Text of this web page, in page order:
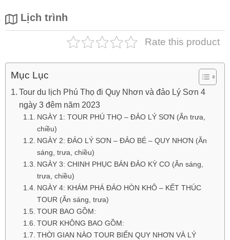
Lịch trình
Rate this product
Mục Lục
Tour du lịch Phú Thọ đi Quy Nhơn và đảo Lý Sơn 4
ngày 3 đêm năm 2023
NGÀY 1: TOUR PHÚ THỌ – ĐẢO LÝ SƠN (Ăn trưa,
chiều)
NGÀY 2: ĐẢO LÝ SƠN – ĐẢO BÉ – QUY NHƠN (Ăn
sáng, trưa, chiều)
NGÀY 3: CHINH PHỤC BÁN ĐẢO KỲ CO (Ăn sáng,
trưa, chiều)
NGÀY 4: KHÁM PHÁ ĐẢO HÒN KHÔ – KẾT THÚC
TOUR (Ăn sáng, trưa)
TOUR BAO GỒM:
TOUR KHÔNG BAO GỒM:
THỜI GIAN NÀO TOUR BIỂN QUY NHƠN VÀ LÝ